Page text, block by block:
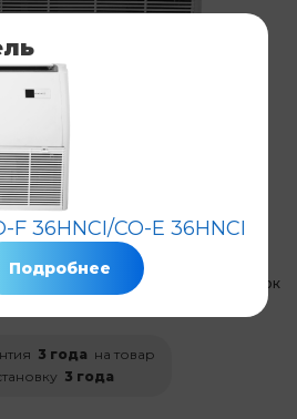
полупром
36HNBI/CO-E
Нет оценок
3 года на товар
3 года
F 36HNCI/CO-E 36HNCI
Подробнее